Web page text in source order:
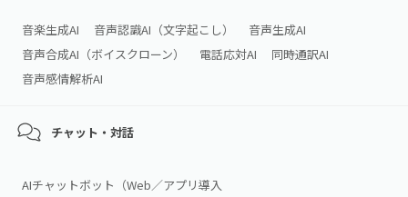
音楽生成AI 音声認識AI（文字起こし）
音声生成AI
音声合成AI（ボイスクローン）
電話応対AI
同時通訳AI
音声感情解析AI
チャット・対話
AIチャットボット（Web／アプリ導入